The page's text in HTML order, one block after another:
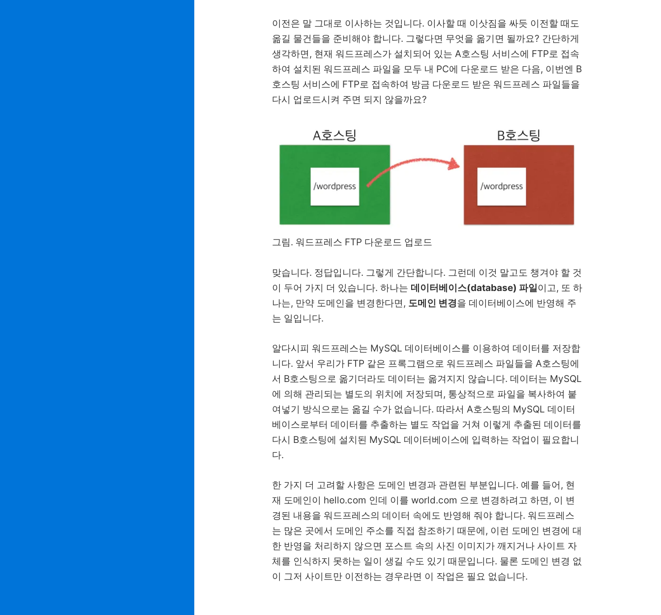
이전은 말 그대로 이사하는 것입니다. 이사할 때 이삿짐을 싸듯 이전할 때도
옮길 물건들을 준비해야 합니다. 그렇다면 무엇을 옮기면 될까요? 간단하게
생각하면, 현재 워드프레스가 설치되어 있는 A호스팅 서비스에 FTP로 접속
하여 설치된 워드프레스 파일을 모두 내 PC에 다운로드 받은 다음, 이번엔 B
호스팅 서비스에 FTP로 접속하여 방금 다운로드 받은 워드프레스 파일들을
다시 업로드시켜 주면 되지 않을까요?
그림. 워드프레스 FTP 다운로드 업로드
맞습니다. 정답입니다. 그렇게 간단합니다. 그런데 이것 말고도 챙겨야 할 것
이 두어 가지 더 있습니다. 하나는 데이터베이스(database) 파일 이고, 또 하
나는, 만약 도메인을 변경한다면, 도메인 변경을 데이터베이스에 반영해 주
는 일입니다.
알다시피 워드프레스는 MySQL 데이터베이스를 이용하여 데이터를 저장합
니다. 앞서 우리가 FTP 같은 프록그램으로 워드프레스 파일들을 A호스팅에
서 B호스팅으로 옮기더라도 데이터는 옮겨지지 않습니다. 데이터는 MySQL
에 의해 관리되는 별도의 위치에 저장되며, 통상적으로 파일을 복사하여 붙
여넣기 방식으로는 옮길 수가 없습니다. 따라서 A호스팅의 MySQL 데이터
베이스로부터 데이터를 추출하는 별도 작업을 거쳐 이렇게 추출된 데이터를
다시 B호스팅에 설치된 MySQL 데이터베이스에 입력하는 작업이 필요합니
다.
한 가지 더 고려할 사항은 도메인 변경과 관련된 부분입니다. 예를 들어, 현
재 도메인이 hello.com 인데 이를 world.com 으로 변경하려고 하면, 이 변
경된 내용을 워드프레스의 데이터 속에도 반영해 줘야 합니다. 워드프레스
는 많은 곳에서 도메인 주소를 직접 참조하기 때문에, 이런 도메인 변경에 대
한 반영을 처리하지 않으면 포스트 속의 사진 이미지가 깨지거나 사이트 자
체를 인식하지 못하는 일이 생길 수도 있기 때문입니다. 물론 도메인 변경 없
이 그저 사이트만 이전하는 경우라면 이 작업은 필요 없습니다.